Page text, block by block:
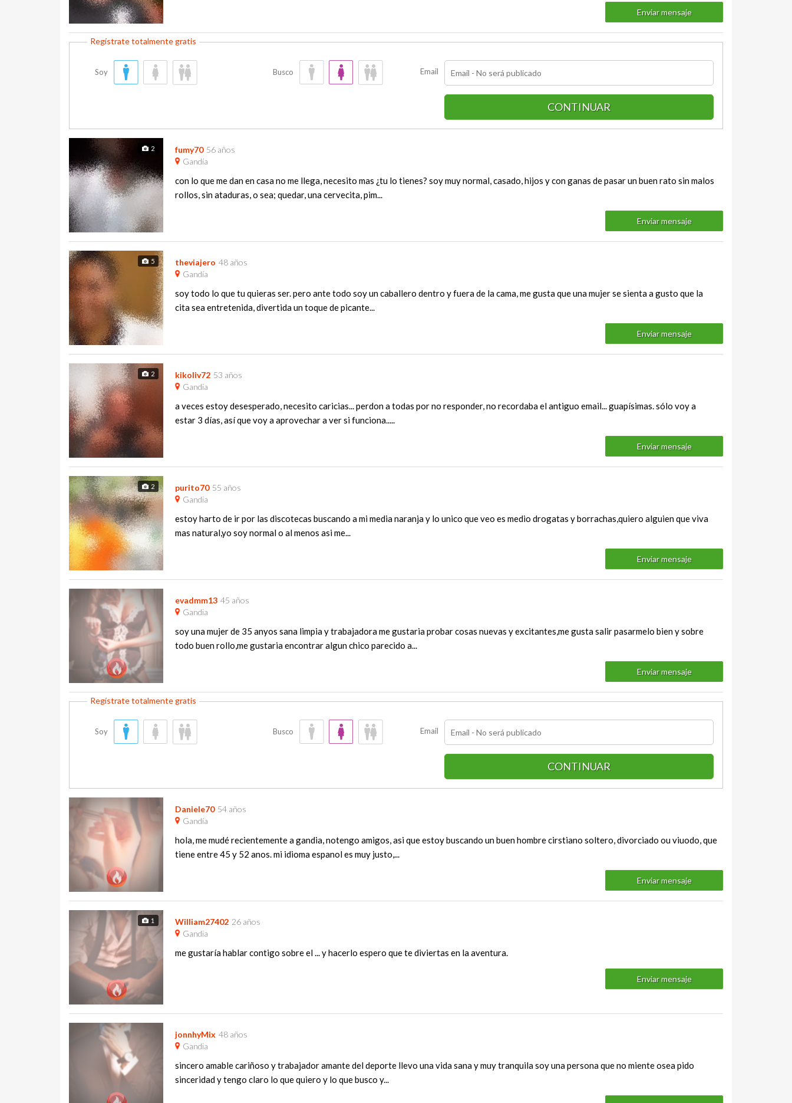
Enviar mensaje
Soy Busco Email
CONTINUAR
2 fumy70 56 años
Gandía
con lo que me dan en casa no me llega, necesito mas ¿tu lo tienes? soy muy normal, casado, hijos y con ganas de pasar un buen rato sin malos
rollos, sin ataduras, o sea; quedar, una cervecita, pim...
Enviar mensaje
5 theviajero 48 años
Gandía
soy todo lo que tu quieras ser. pero ante todo soy un caballero dentro y fuera de la cama, me gusta que una mujer se sienta a gusto que la
cita sea entretenida, divertida un toque de picante...
Enviar mensaje
2 kikoliv72 53 años
Gandia
a veces estoy desesperado, necesito caricias... perdon a todas por no responder, no recordaba el antiguo email... guapísimas. sólo voy a
estar 3 días, así que voy a aprovechar a ver si funciona.....
Enviar mensaje
2 purito70 55 años
Gandia
estoy harto de ir por las discotecas buscando a mi media naranja y lo unico que veo es medio drogatas y borrachas,quiero alguien que viva
mas natural,yo soy normal o al menos asi me...
Enviar mensaje
evadmm13 45 años
Gandia
soy una mujer de 35 anyos sana limpia y trabajadora me gustaria probar cosas nuevas y excitantes,me gusta salir pasarmelo bien y sobre
todo buen rollo,me gustaria encontrar algun chico parecido a...
Enviar mensaje
Soy Busco Email
CONTINUAR
Daniele70 54 años
Gandía
hola, me mudé recientemente a gandia, notengo amigos, asi que estoy buscando un buen hombre cirstiano soltero, divorciado ou viuodo, que
tiene entre 45 y 52 anos. mi idioma espanol es muy justo,...
Enviar mensaje
1 William27402 26 años
Gandia
me gustaría hablar contigo sobre el ... y hacerlo espero que te diviertas en la aventura.
Enviar mensaje
jonnhyMix 48 años
Gandia
sincero amable cariñoso y trabajador amante del deporte llevo una vida sana y muy tranquila soy una persona que no miente osea pido
sinceridad y tengo claro lo que quiero y lo que busco y...